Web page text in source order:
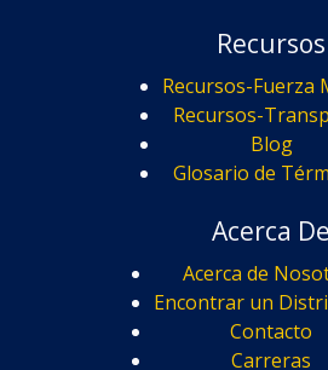
Recursos
Recursos-Fuerza
Recursos-
Blog
Glosario de
Acerca De
Acerca de
Encontrar un
Contacto
Carreras